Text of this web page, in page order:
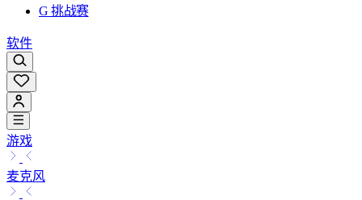
G 挑战赛
软件
游戏
麦克风